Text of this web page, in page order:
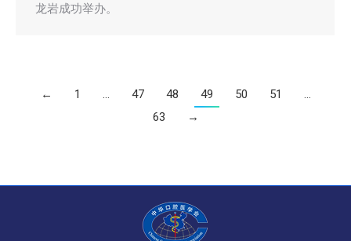
龙岩成功举办。
← 1 47 48 49 50 51
63
→